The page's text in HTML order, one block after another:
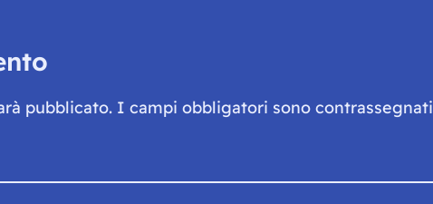
pubblicato. I campi obbligatori sono contrassegnati